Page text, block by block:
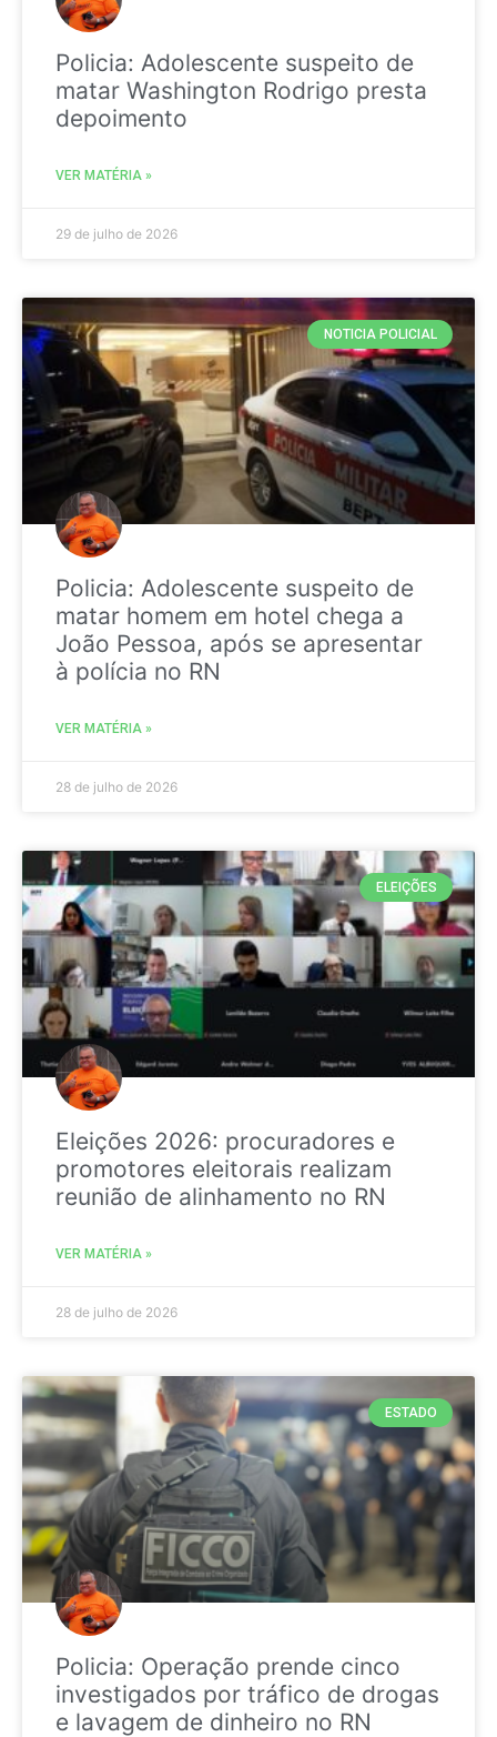
Policia: Adolescente suspeito de
matar Washington Rodrigo presta
depoimento
VER MATÉRIA »
29 de julho de 2026
NOTICIA POLICIAL
Policia: Adolescente suspeito de
matar homem em hotel chega a
João Pessoa, após se apresentar
à polícia no RN
VER MATÉRIA »
28 de julho de 2026
ELEIÇÕES
Eleições 2026: procuradores e
promotores eleitorais realizam
reunião de alinhamento no RN
VER MATÉRIA »
28 de julho de 2026
ESTADO
Policia: Operação prende cinco
investigados por tráfico de drogas
e lavagem de dinheiro no RN